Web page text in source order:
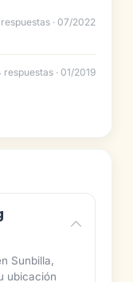
· 07/2022
respuestas · 01/2019
Sunbilla,
ubicación